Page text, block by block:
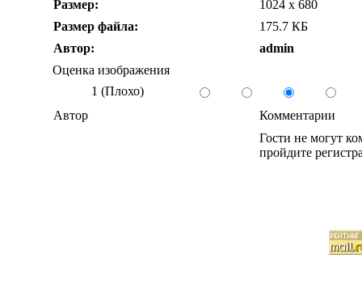
Размер:
1024 x 680
Размер файла:
175.7 КБ
Автор:
admin
Оценка изображения
1 (Плохо)
Автор
Комментарии
Гости не могут
пройдите